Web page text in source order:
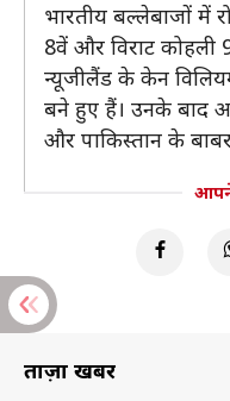
भारतीय बल्लेबाजों में
8वें और विराट कोहली
न्यूजीलैंड के केन
बने हुए हैं। उनके बाद
और पाकिस्तान के
आपने
ताज़ा खबरें